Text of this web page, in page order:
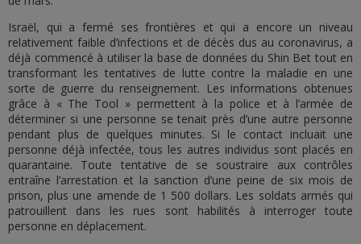
Israël, qui a fermé ses frontières et qui a encore un niveau
relativement faible d’infections et de décès dus au coronavirus, a
déjà commencé à utiliser la base de données du Shin Bet tout en
transformant les tentatives de lutte contre la maladie en une
sorte de guerre du renseignement. Les informations obtenues
grâce à « The Tool » permettent à la police et à l’armée de
déterminer si une personne se tenait près d’une autre personne
pendant plus de quelques minutes. Si le contact incluait une
personne déjà infectée, tous les autres individus sont placés en
quarantaine. Toute tentative de se soustraire aux contrôles
entraîne l’arrestation et la sanction d’une peine de six mois de
prison, plus une amende de 1 500 dollars. Les soldats armés qui
patrouillent dans les rues sont habilités à interroger toute
personne en déplacement.